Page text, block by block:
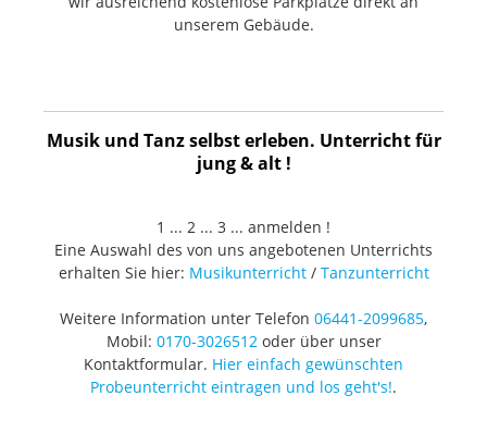
unserem Gebäude.
Musik und Tanz selbst erleben. Unterricht für
jung & alt !
1 ... 2 ... 3 ... anmelden !
Eine Auswahl des von uns angebotenen Unterrichts
erhalten Sie hier: Musikunterricht/ Tanzunterricht
Weitere Information unter Telefon 06441-2099685,
Mobil: 0170-3026512oder über unser
Kontaktformular. Hier einfach gewünschten
Probeunterricht eintragen und los geht's!.